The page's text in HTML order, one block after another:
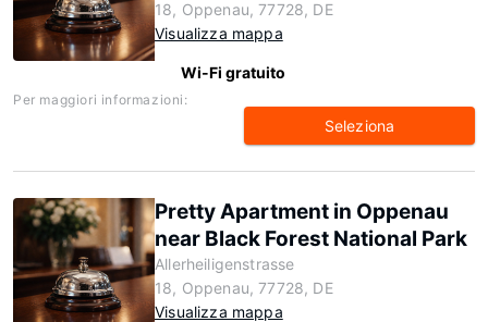
18, Oppenau, 77728, DE
Visualizza mappa
Wi-Fi gratuito
Per maggiori informazioni:
Seleziona
Pretty Apartment in Oppenau
near Black Forest National Park
Allerheiligenstrasse
18, Oppenau, 77728, DE
Visualizza mappa